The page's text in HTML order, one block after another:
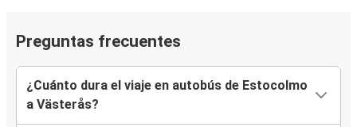
Preguntas frecuentes
¿Cuánto dura el viaje en autobús de Estocolmo
a Västerås?